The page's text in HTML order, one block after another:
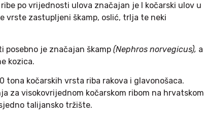
po vrijednosti ulova značajan je I kočarski ulov u
vrste zastupljeni škamp, oslić, trlja te neki
je značajan škamp (Nephros norvegicus), a
kozica.
tona kočarskih vrsta riba rakova i glavonošaca.
za visokovrijednom kočarskom ribom na hrvatskom
talijansko tržište.